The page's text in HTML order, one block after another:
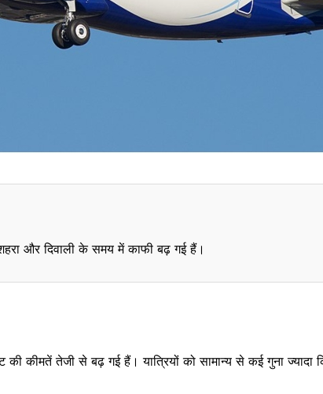
और दिवाली के समय में काफी बढ़ गई हैं।
की कीमतें तेजी से बढ़ गई हैं। यात्रियों को सामान्य से कई गुना